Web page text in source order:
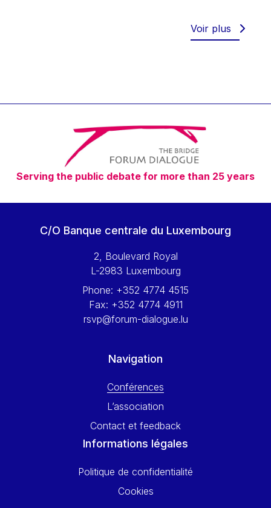
Timothy Radcliffe
Vaclav Klaus
Vassilios Skouris
Vítor Manuel da Silva Caldeira
Viviane Reding
Walter Hagg
Wolfgang Ketterle
Yossi Beillin
Yves FRANCHET
Voir plus
Serving the public debate for more than 25 years
C/O Banque centrale du Luxembourg
2, Boulevard Royal
L-2983 Luxembourg
Phone: +352 4774 4515
Fax: +352 4774 4911
rsvp@forum-dialogue.lu
Navigation
Conférences
L’association
Contact et feedback
Informations légales
Politique de confidentialité
Cookies